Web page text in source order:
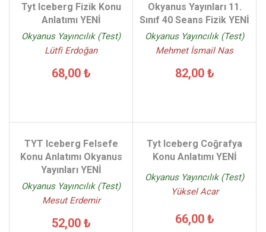
Tyt Iceberg Fizik Konu
Anlatımı YENİ
Okyanus Yayıncılık (Test)
Lütfi Erdoğan
68,00 ₺
Okyanus Yayınları 11.
Sınıf 40 Seans Fizik YENİ
Okyanus Yayıncılık (Test)
Mehmet İsmail Nas
82,00 ₺
TYT Iceberg Felsefe
Konu Anlatımı Okyanus
Yayınları YENİ
Okyanus Yayıncılık (Test)
Mesut Erdemir
52,00 ₺
Tyt Iceberg Coğrafya
Konu Anlatımı YENİ
Okyanus Yayıncılık (Test)
Yüksel Acar
66,00 ₺